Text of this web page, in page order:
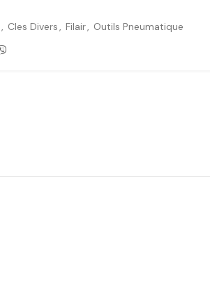
, Cles Divers, Filair, Outils Pneumatique